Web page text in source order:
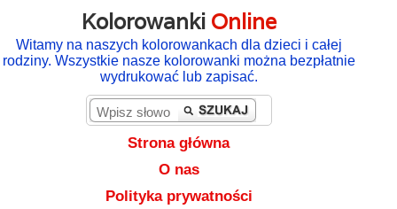
Kolorowanki Online
Witamy na naszych kolorowankach dla dzieci i całej
rodziny. Wszystkie nasze kolorowanki można bezpłatnie
wydrukować lub zapisać.
Strona główna
O nas
Polityka prywatności